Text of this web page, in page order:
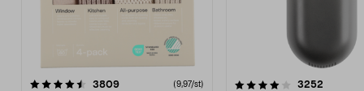
3809recensioner (9,97/st)
4.0av 5 stjärnor 3252
4.5av 5 stjärnor